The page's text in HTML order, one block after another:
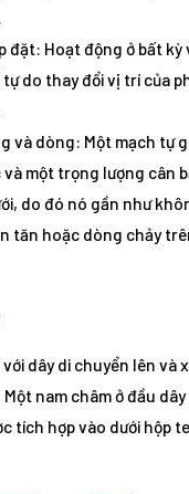
đặt: Hoạt động ở bất
do thay đổi vị trí của
và dòng: Một mạch tự
một trọng lượng cân
do đó nó gần như
tăn hoặc dòng chảy
dây di chuyển lên và
nam châm ở đầu
tích hợp vào dưới hộp